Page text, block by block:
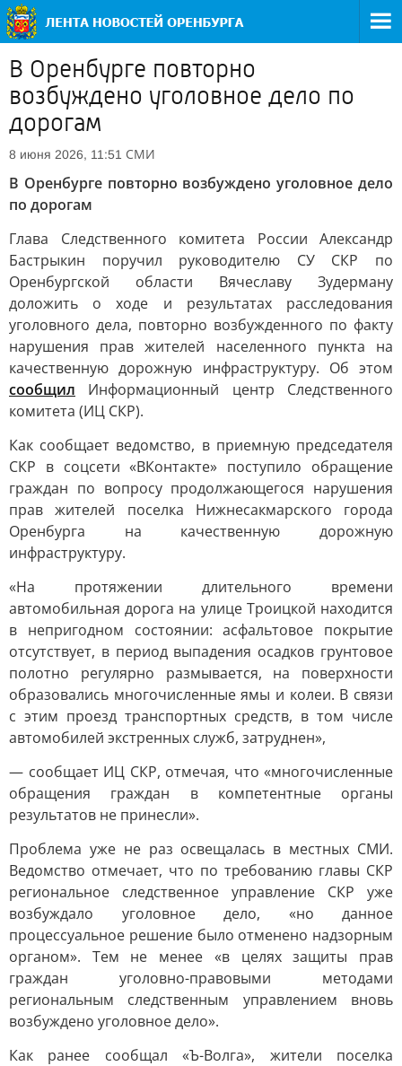
В Оренбурге повторно
возбуждено уголовное дело по
дорогам
8 июня 2026, 11:51 СМИ
В Оренбурге повторно возбуждено уголовное дело
по дорогам
Глава Следственного комитета России Александр
Бастрыкин поручил руководителю СУ СКР по
Оренбургской области Вячеславу Зудерману
доложить о ходе и результатах расследования
уголовного дела, повторно возбужденного по факту
нарушения прав жителей населенного пункта на
качественную дорожную инфраструктуру. Об этом
сообщил Информационный центр Следственного
комитета (ИЦ СКР).
Как сообщает ведомство, в приемную председателя
СКР в соцсети «ВКонтакте» поступило обращение
граждан по вопросу продолжающегося нарушения
прав жителей поселка Нижнесакмарского города
Оренбурга на качественную дорожную
инфраструктуру.
«На протяжении длительного времени
автомобильная дорога на улице Троицкой находится
в непригодном состоянии: асфальтовое покрытие
отсутствует, в период выпадения осадков грунтовое
полотно регулярно размывается, на поверхности
образовались многочисленные ямы и колеи. В связи
с этим проезд транспортных средств, в том числе
автомобилей экстренных служб, затруднен»,
— сообщает ИЦ СКР, отмечая, что «многочисленные
обращения граждан в компетентные органы
результатов не принесли».
Проблема уже не раз освещалась в местных СМИ.
Ведомство отмечает, что по требованию главы СКР
региональное следственное управление СКР уже
возбуждало уголовное дело, «но данное
процессуальное решение было отменено надзорным
органом». Тем не менее «в целях защиты прав
граждан уголовно-правовыми методами
региональным следственным управлением вновь
возбуждено уголовное дело».
Как ранее сообщал «Ъ-Волга», жители поселка